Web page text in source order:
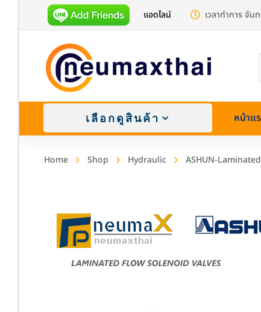
แอดไลน์ เวลาทำการ จั
เลือกดูสินค้า
Brass
หน้าแ
Home Shop Hydraulic ASHUN-